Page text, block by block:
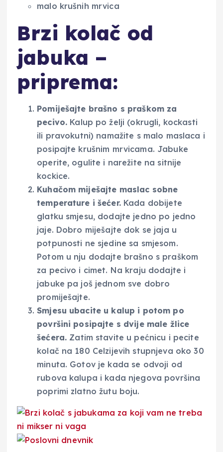
malo krušnih mrvica
Brzi kolač od
jabuka –
priprema:
Pomiješajte brašno s praškom za
pecivo. Kalup po želji (okrugli, kockasti
ili pravokutni) namažite s malo maslaca i
posipajte krušnim mrvicama. Jabuke
operite, ogulite i narežite na sitnije
kockice.
Kuhačom miješajte maslac sobne
temperature i šećer. Kada dobijete
glatku smjesu, dodajte jedno po jedno
jaje. Dobro miješajte dok se jaja u
potpunosti ne sjedine sa smjesom.
Potom u nju dodajte brašno s praškom
za pecivo i cimet. Na kraju dodajte i
jabuke pa još jednom sve dobro
promiješajte.
Smjesu ubacite u kalup i potom po
površini posipajte s dvije male žlice
šećera. Zatim stavite u pećnicu i pecite
kolač na 180 Celzijevih stupnjeva oko 30
minuta. Gotov je kada se odvoji od
rubova kalupa i kada njegova površina
poprimi zlatno žutu boju.